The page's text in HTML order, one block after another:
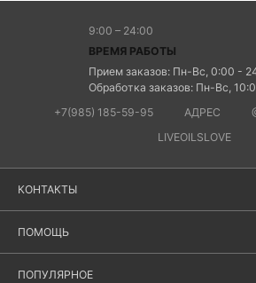
9:00 – 24:00
ВРЕМЯ РАБОТЫ
Прием заказов: Пн-Вс, 0:00 -
Обработка заказов: Пн-Вс,
+7(985) 185-59-95
АДРЕС
LIVEOILSLOVE
КОНТАКТЫ
ПОМОЩЬ
ПОПУЛЯРНОЕ